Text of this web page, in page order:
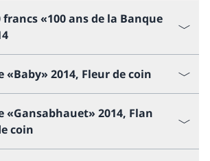
francs «100 ans de la Banque
«Baby» 2014, Fleur de coin
«Gansabhauet» 2014, Flan
coin